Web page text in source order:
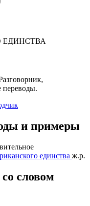
ЕДИНСТВА
переводы.
и примеры
единства ж.р.
словом